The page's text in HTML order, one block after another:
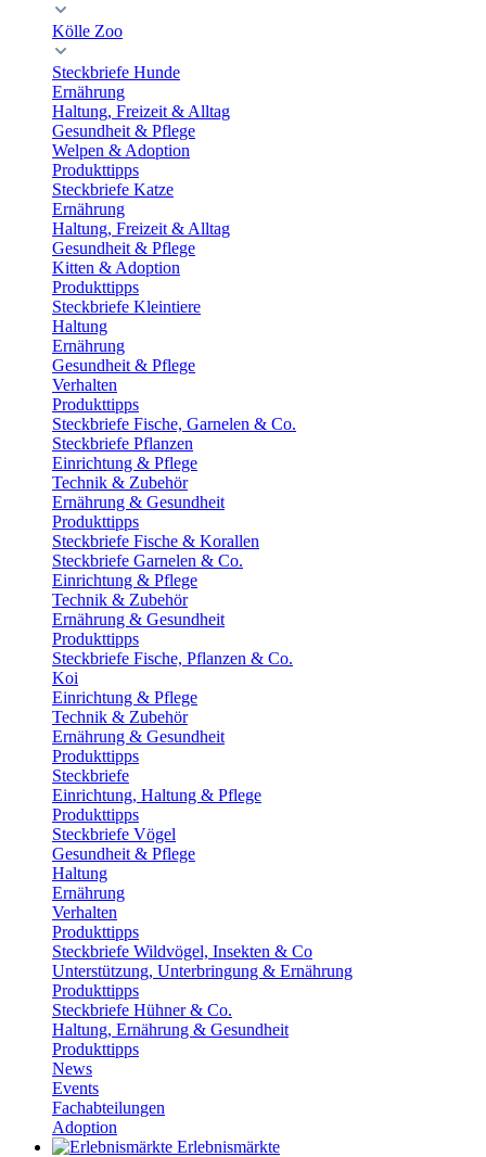
Kölle Zoo
Steckbriefe Hunde
Ernährung
Haltung, Freizeit & Alltag
Gesundheit & Pflege
Welpen & Adoption
Produkttipps
Steckbriefe Katze
Ernährung
Haltung, Freizeit & Alltag
Gesundheit & Pflege
Kitten & Adoption
Produkttipps
Steckbriefe Kleintiere
Haltung
Ernährung
Gesundheit & Pflege
Verhalten
Produkttipps
Steckbriefe Fische, Garnelen & Co.
Steckbriefe Pflanzen
Einrichtung & Pflege
Technik & Zubehör
Ernährung & Gesundheit
Produkttipps
Steckbriefe Fische & Korallen
Steckbriefe Garnelen & Co.
Einrichtung & Pflege
Technik & Zubehör
Ernährung & Gesundheit
Produkttipps
Steckbriefe Fische, Pflanzen & Co.
Koi
Einrichtung & Pflege
Technik & Zubehör
Ernährung & Gesundheit
Produkttipps
Steckbriefe
Einrichtung, Haltung & Pflege
Produkttipps
Steckbriefe Vögel
Gesundheit & Pflege
Haltung
Ernährung
Verhalten
Produkttipps
Steckbriefe Wildvögel, Insekten & Co
Unterstützung, Unterbringung & Ernährung
Produkttipps
Steckbriefe Hühner & Co.
Haltung, Ernährung & Gesundheit
Produkttipps
News
Events
Fachabteilungen
Adoption
Erlebnismärkte